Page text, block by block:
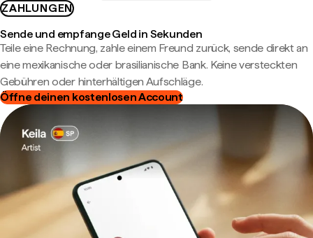
ZAHLUNGEN
Sende und empfange Geld in Sekunden
Teile eine Rechnung, zahle einem Freund zurück, sende direkt an
eine mexikanische oder brasilianische Bank. Keine versteckten
Gebühren oder hinterhältigen Aufschläge.
Öffne deinen kostenlosen Account